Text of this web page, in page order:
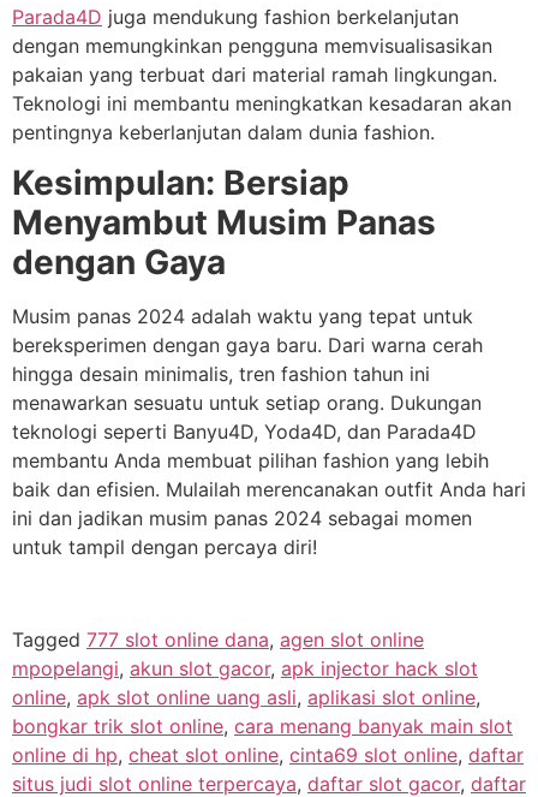
Parada4D juga mendukung fashion berkelanjutan
dengan memungkinkan pengguna memvisualisasikan
pakaian yang terbuat dari material ramah lingkungan.
Teknologi ini membantu meningkatkan kesadaran akan
pentingnya keberlanjutan dalam dunia fashion.
Kesimpulan: Bersiap
Menyambut Musim Panas
dengan Gaya
Musim panas 2024 adalah waktu yang tepat untuk
bereksperimen dengan gaya baru. Dari warna cerah
hingga desain minimalis, tren fashion tahun ini
menawarkan sesuatu untuk setiap orang. Dukungan
teknologi seperti Banyu4D, Yoda4D, dan Parada4D
membantu Anda membuat pilihan fashion yang lebih
baik dan efisien. Mulailah merencanakan outfit Anda hari
ini dan jadikan musim panas 2024 sebagai momen
untuk tampil dengan percaya diri!
Tagged 777 slot online dana, agen slot online
mpopelangi, akun slot gacor, apk injector hack slot
online, apk slot online uang asli, aplikasi slot online,
bongkar trik slot online, cara menang banyak main slot
online di hp, cheat slot online, cinta69 slot online, daftar
situs judi slot online terpercaya, daftar slot gacor, daftar